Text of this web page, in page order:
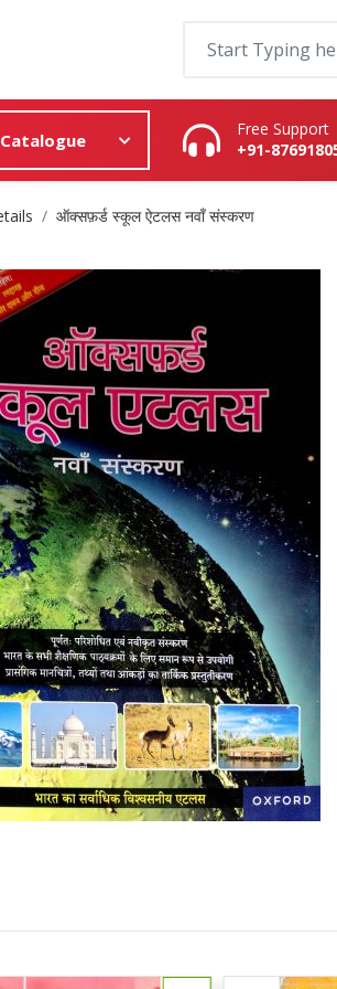
Free Support
+91-
ऑक्सफ़र्ड स्कूल ऐटलस नवाँ संस्करण